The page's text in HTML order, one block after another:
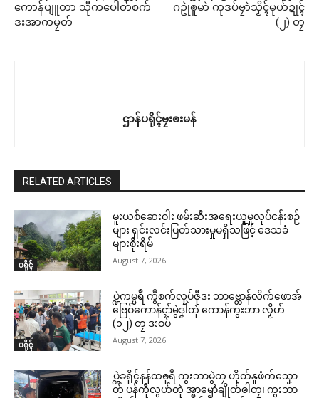
ကောန်ပျူတာ သီုကပေါတ်စက်
ဒးအာကမၠတ်
ဂဥုဲၜူမာဲ ကုဒပ်ဗၠာဲသၟိၚ်မုဟ်ဍုၚ်
(၂) တၠ
ဌာန်ပရိုၚ်ဗၠးၜးမန်
RELATED ARTICLES
ပရိုၚ်
မူးယစ်ဆေးဝါး ဖမ်းဆီးအရေးယူမှုလုပ်ငန်းစဉ်
များ ရှင်းလင်းပြတ်သားမှုမရှိသဖြင့် ဒေသခံ
များစိုးရိမ်
August 7, 2026
ပရိုၚ်
ပ္ဍဲကမ္မရဳ ကွဳစက်လုပ်ဇီုဒး ဘာဗ္တောန်လိက်ဖောအ်
ဗြေဝ်ကောန်ၚာ်မွဲဒၞါဲတုဲ ကောန်ကွးဘာ လၟိဟ်
(၁၂) တၠ ဒးဝပ်
August 7, 2026
ပ္ဍဲခရိုၚ်နန်ထၜုရဳ ကွးဘာမွဲတၠ ဟိုတ်နူဖံက်သၞော
တ် ပန်ကဵုလွဟ်တုဲ အ္စာၝောံချိုတ်ၜါတၠ၊ ကွးဘာ